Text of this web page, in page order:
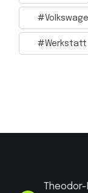
Werkstatt
Theodor-